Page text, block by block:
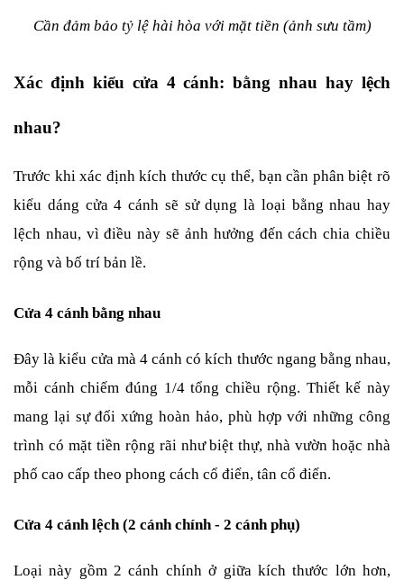
Cần đảm bảo tỷ lệ hài hòa với mặt tiền (ảnh sưu tầm)
Xác định kiểu cửa 4 cánh: bằng nhau hay lệch
nhau?
Trước khi xác định kích thước cụ thể, bạn cần phân biệt rõ
kiểu dáng cửa 4 cánh sẽ sử dụng là loại bằng nhau hay
lệch nhau, vì điều này sẽ ảnh hưởng đến cách chia chiều
rộng và bố trí bản lề.
Cửa 4 cánh bằng nhau
Đây là kiểu cửa mà 4 cánh có kích thước ngang bằng nhau,
mỗi cánh chiếm đúng 1/4 tổng chiều rộng. Thiết kế này
mang lại sự đối xứng hoàn hảo, phù hợp với những công
trình có mặt tiền rộng rãi như biệt thự, nhà vườn hoặc nhà
phố cao cấp theo phong cách cổ điển, tân cổ điển.
Cửa 4 cánh lệch (2 cánh chính - 2 cánh phụ)
Loại này gồm 2 cánh chính ở giữa kích thước lớn hơn,